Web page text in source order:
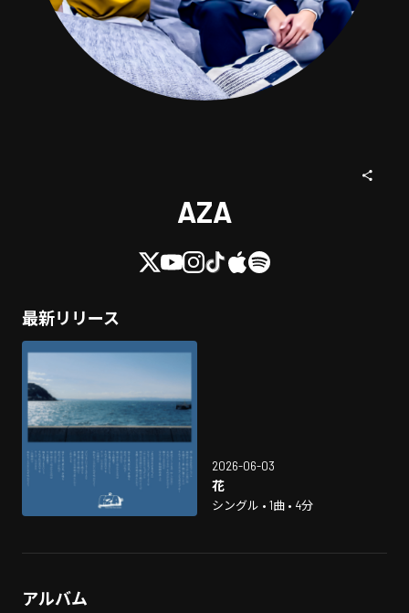
AZA
最新リリース
2026-06-03
花
シングル • 1曲 • 4分
アルバム